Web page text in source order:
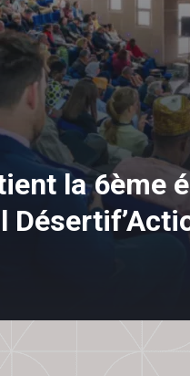
la 6ème